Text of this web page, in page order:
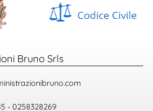
Bruno Srls
- 0258328269